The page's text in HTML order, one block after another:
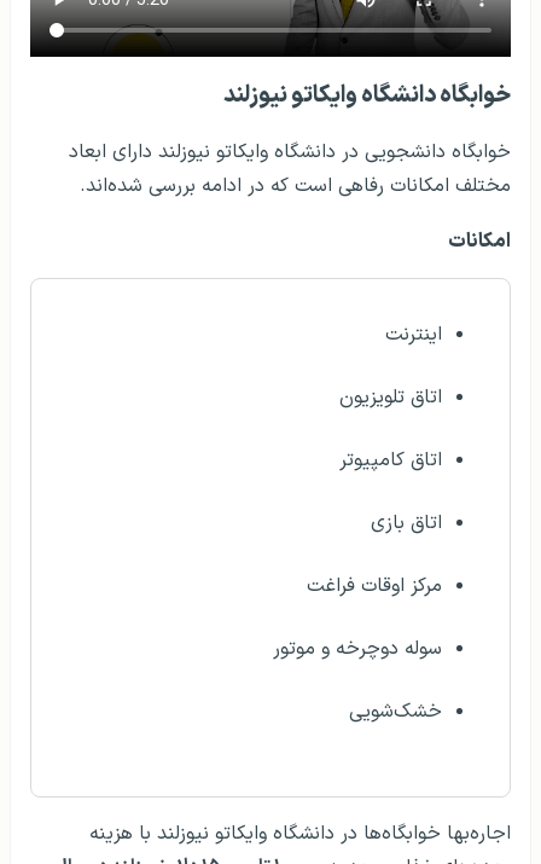
خوابگاه دانشگاه وایکاتو نیوزلند
خوابگاه دانشجویی در دانشگاه وایکاتو نیوزلند دارای ابعاد
مختلف امکانات رفاهی است که در ادامه بررسی شده‌اند.
امکانات
اینترنت
اتاق تلویزیون
اتاق کامپیوتر
اتاق بازی
مرکز اوقات فراغت
سوله دوچرخه و موتور
خشک‌شویی
اجاره‌بها خوابگاه‌ها در دانشگاه وایکاتو نیوزلند با هزینه